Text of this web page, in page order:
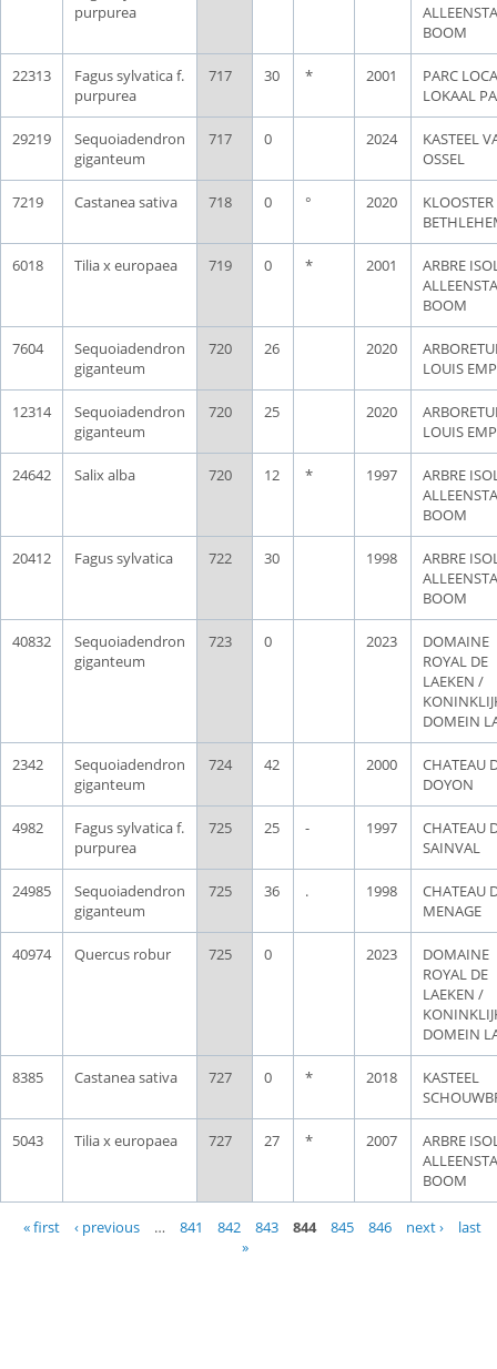
purpurea
BOOM
22313
Fagus sylvatica f.
purpurea
717 30 * 2001
PARC
LOKAAL
29219
Sequoiadendron
giganteum
717 0 2024
KASTEEL
OSSEL
7219 Castanea sativa 718 0 ° 2020
6018 Tilia x europaea 719 0 * 2001
ARBRE
BOOM
7604
Sequoiadendron
giganteum
720 26 2020
LOUIS
12314
Sequoiadendron
giganteum
720 25 2020
LOUIS
24642 Salix alba 720 12 * 1997
ARBRE
BOOM
20412 Fagus sylvatica 722 30 1998
ARBRE
BOOM
40832
Sequoiadendron
giganteum
723 0 2023
DOMAINE
ROYAL DE
LAEKEN /
DOMEIN
2342
Sequoiadendron
giganteum
724 42 2000
CHATEAU
DOYON
4982
Fagus sylvatica f.
purpurea
725 25 - 1997
CHATEAU
SAINVAL
24985
Sequoiadendron
giganteum
725 36 . 1998
CHATEAU
MENAGE
40974 Quercus robur 725 0 2023
DOMAINE
ROYAL DE
LAEKEN /
DOMEIN
8385 Castanea sativa 727 0 * 2018
KASTEEL
5043 Tilia x europaea 727 27 * 2007
ARBRE
BOOM
Pages
« first ‹ previous … 841 842 843 844 845 846 next ›
last
»